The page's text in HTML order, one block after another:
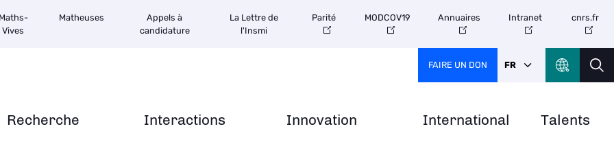
Recherche Interactions Innovation International Talents
Maths-
Vives
Matheuses
Appels à
candidature
La Lettre de
l'Insmi
Parité MODCOV19 Annuaires Intranet cnrs.fr
FAIRE UN DON FR